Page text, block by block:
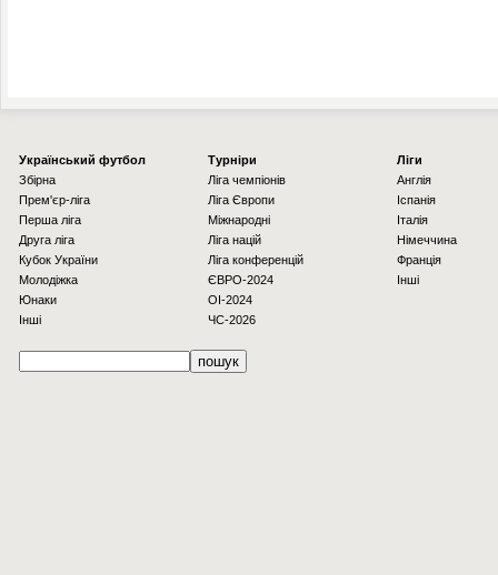
Українcький футбол
Збірна
Прем'єр-ліга
Перша ліга
Друга ліга
Кубок України
Молодіжка
Юнаки
Інші
Турніри
Ліга чемпіонів
Ліга Європи
Міжнародні
Ліга націй
Ліга конференцій
ЄВРО-2024
OI-2024
ЧС-2026
Ліги
Англія
Іспанія
Італія
Німеччина
Франція
Інші